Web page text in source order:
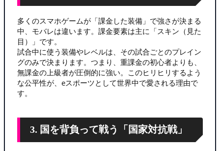
多くのスマホゲームが「課金した装備」で強さが決まる
中、モバレは違います。課金要素は主に「スキン（見た
目）」です。
試合中に使う装備やレベルは、その試合ごとのプレイン
グのみで決まります。つまり、重課金の初心者よりも、
無課金の上級者が圧倒的に強い。このヒリヒリするよう
な公平性が、eスポーツとして世界中で愛される理由で
す。
3. 国を背負って戦う「国家対抗戦」